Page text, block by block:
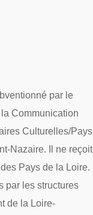
par le
Communication
Culturelles/Pays
Nazaire. Il ne reçoit
Pays de la Loire.
par les structures
de la Loire-